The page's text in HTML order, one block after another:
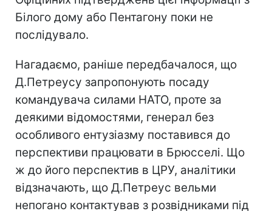
Білого дому або Пентагону поки не
послідувало.
Нагадаємо, раніше передбачалося, що
Д.Петреусу запропонують посаду
командувача силами НАТО, проте за
деякими відомостями, генерал без
особливого ентузіазму поставився до
перспективи працювати в Брюсселі. Що
ж до його перспектив в ЦРУ, аналітики
відзначають, що Д.Петреус вельми
непогано контактував з розвідниками під